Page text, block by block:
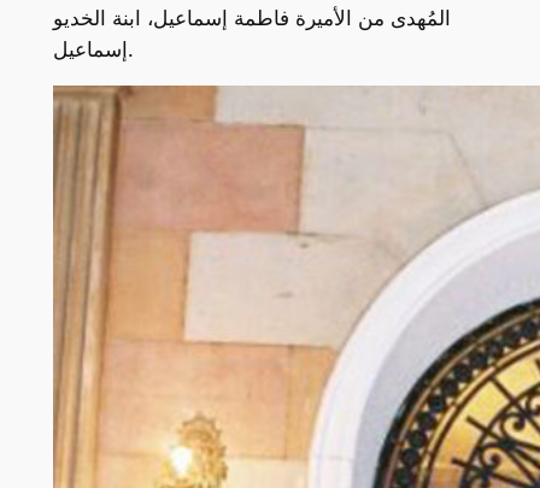
المُهدى من الأميرة فاطمة إسماعيل، ابنة الخديو
إسماعيل.